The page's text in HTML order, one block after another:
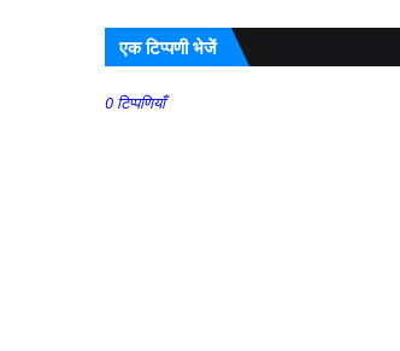
एक टिप्पणी भेजें
0 टिप्पणियाँ